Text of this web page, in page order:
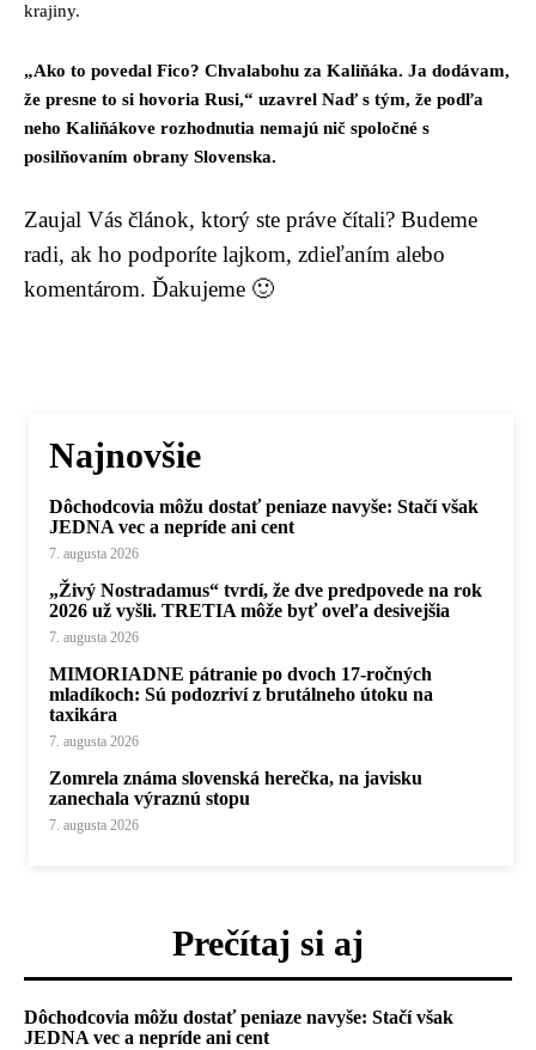
krajiny.
„Ako to povedal Fico? Chvalabohu za Kaliňáka. Ja dodávam,
že presne to si hovoria Rusi,“ uzavrel Naď s tým, že podľa
neho Kaliňákove rozhodnutia nemajú nič spoločné s
posilňovaním obrany Slovenska.
Zaujal Vás článok, ktorý ste práve čítali? Budeme
radi, ak ho podporíte lajkom, zdieľaním alebo
komentárom. Ďakujeme 🙂
Najnovšie
Dôchodcovia môžu dostať peniaze navyše: Stačí však
JEDNA vec a nepríde ani cent
7. augusta 2026
„Živý Nostradamus“ tvrdí, že dve predpovede na rok
2026 už vyšli. TRETIA môže byť oveľa desivejšia
7. augusta 2026
MIMORIADNE pátranie po dvoch 17-ročných
mladíkoch: Sú podozriví z brutálneho útoku na
taxikára
7. augusta 2026
Zomrela známa slovenská herečka, na javisku
zanechala výraznú stopu
7. augusta 2026
Prečítaj si aj
Dôchodcovia môžu dostať peniaze navyše: Stačí však
JEDNA vec a nepríde ani cent